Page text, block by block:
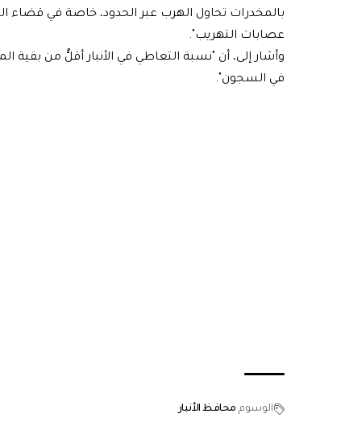
بالمخدرات تحاول الهرب عبر الحدود، خاصة في قضاء
عصابات التهريب".
وأشار إلى، أن "نسبة التعاطي في الأنبار أقلُّ من بقية
في السجون".
الوسوم محافظ الأنبار